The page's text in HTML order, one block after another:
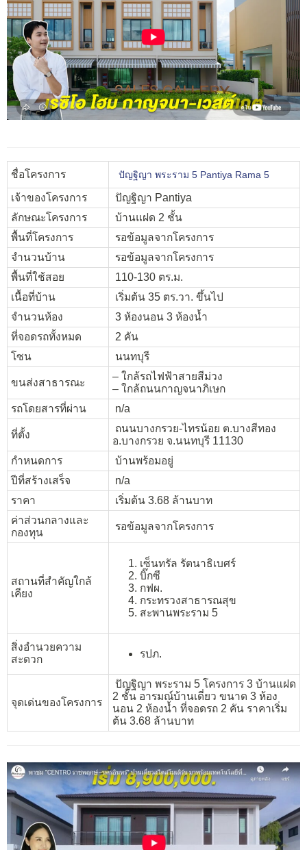
ชื่อโครงการ ปัญฐิญา พระราม 5 Pantiya Rama 5
เจ้าของโครงการ
ปัญฐิญา Pantiya
ลักษณะโครงการ
บ้านแฝด 2 ชั้น
พื้นที่โครงการ
รอข้อมูลจากโครงการ
จำนวนบ้าน
รอข้อมูลจากโครงการ
พื้นที่ใช้สอย
110-130 ตร.ม.
เนื้อที่บ้าน
เริ่มต้น 35 ตร.วา. ขึ้นไป
จำนวนห้อง
3 ห้องนอน 3 ห้องน้ำ
ที่จอดรถทั้งหมด
2 คัน
โซน
นนทบุรี
ขนส่งสาธารณะ
– ใกล้รถไฟฟ้าสายสีม่วง
– ใกล้ถนนกาญจนาภิเษก
รถโดยสารที่ผ่าน
n/a
ที่ตั้ง
ถนนบางกรวย-ไทรน้อย ต.บางสีทอง
อ.บางกรวย จ.นนทบุรี 11130
กำหนดการ
บ้านพร้อมอยู่
ปีที่สร้างเสร็จ
n/a
ราคา
เริ่มต้น 3.68 ล้านบาท
ค่าส่วนกลางและ
กองทุน
รอข้อมูลจากโครงการ
สถานที่สำคัญใกล้
เคียง
เซ็นทรัล รัตนาธิเบศร์
บิ๊กซี
กฟผ.
กระทรวงสาธารณสุข
สะพานพระราม 5
สิ่งอำนวยความ
สะดวก
รปภ.
จุดเด่นของโครงการ
ปัญฐิญา พระราม 5 โครงการ 3 บ้านแฝด
2 ชั้น อารมณ์บ้านเดี่ยว ขนาด 3 ห้อง
นอน 2 ห้องน้ำ ที่จอดรถ 2 คัน ราคาเริ่ม
ต้น 3.68 ล้านบาท